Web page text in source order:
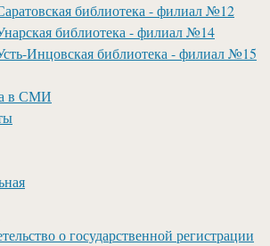
библиотека - филиал №12
библиотека - филиал №14
Инцовская библиотека - филиал №15
в СМИ
о государственной регистрации